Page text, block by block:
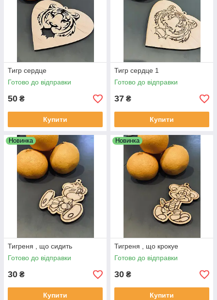
Тигр сердце
Готово до відправки
50 ₴
Купити
Тигр сердце 1
Готово до відправки
37 ₴
Купити
Новинка
Тигреня , що сидить
Готово до відправки
30 ₴
Купити
Новинка
Тигреня , що крокуе
Готово до відправки
30 ₴
Купити